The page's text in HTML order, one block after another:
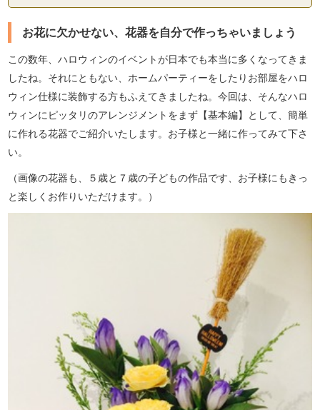
お花に欠かせない、花器を自分で作っちゃいましょう
この数年、ハロウィンのイベントが日本でも本当に多くなってきま
したね。それにともない、ホームパーティーをしたりお部屋をハロ
ウィン仕様に装飾する方もふえてきましたね。今回は、そんなハロ
ウィンにピッタリのアレンジメントをまず【基本編】として、簡単
に作れる花器でご紹介いたします。お子様と一緒に作ってみて下さ
い。
（画像の花器も、５歳と７歳の子どもの作品です、お子様にもきっ
と楽しくお作りいただけます。）